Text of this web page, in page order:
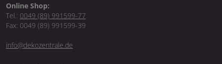
Online Shop:
Tel.: 0049 (89) 991599-77
Fax: 0049 (89) 991599-39
info@dekozentrale.de